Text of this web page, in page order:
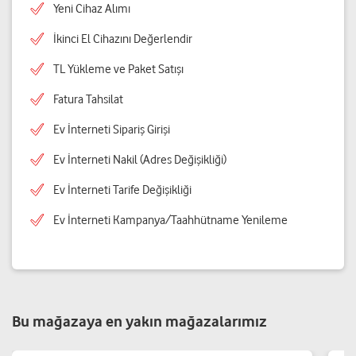
Yeni Cihaz Alımı
İkinci El Cihazını Değerlendir
TL Yükleme ve Paket Satışı
Fatura Tahsilat
Ev İnterneti Sipariş Girişi
Ev İnterneti Nakil (Adres Değişikliği)
Ev İnterneti Tarife Değişikliği
Ev İnterneti Kampanya/Taahhütname Yenileme
Bu mağazaya en yakın mağazalarımız